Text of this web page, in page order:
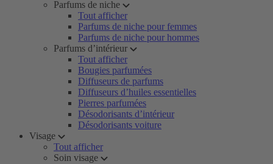
Parfums de niche
Tout afficher
Parfums de niche pour femmes
Parfums de niche pour hommes
Parfums d’intérieur
Tout afficher
Bougies parfumées
Diffuseurs de parfums
Diffuseurs d’huiles essentielles
Pierres parfumées
Désodorisants d’intérieur
Désodorisants voiture
Visage
Tout afficher
Soin visage